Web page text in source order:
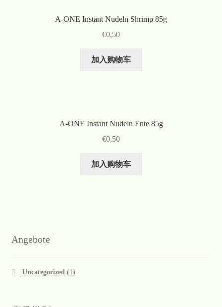
A-ONE Instant Nudeln Shrimp 85g
€0,50
加入购物车
A-ONE Instant Nudeln Ente 85g
€0,50
加入购物车
Angebote
Uncategorized (1)